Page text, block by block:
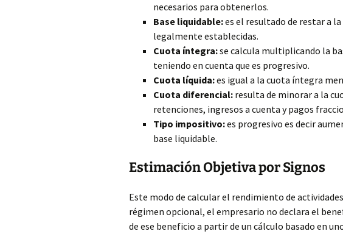
necesarios para obtenerlos.
Base liquidable:es el resultado de restar a
legalmente establecidas.
Cuota íntegra:se calcula multiplicando la
teniendo en cuenta que es progresivo.
Cuota líquida:es igual a la cuota íntegra
Cuota diferencial: resulta de minorar a la
retenciones, ingresos a cuenta y pagos
Tipo impositivo:es progresivo es decir
base liquidable.
Estimación Objetiva por Signos
Este modo de calcular el rendimiento de
régimen opcional, el empresario no declara el
de ese beneficio a partir de un cálculo basado en